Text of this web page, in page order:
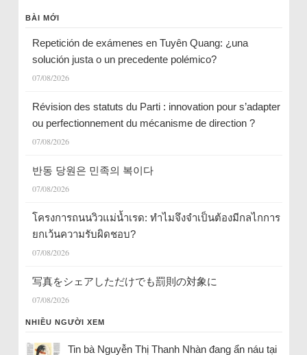
BÀI MỚI
Repetición de exámenes en Tuyên Quang: ¿una
solución justa o un precedente polémico?
07/08/2026
Révision des statuts du Parti : innovation pour s’adapter
ou perfectionnement du mécanisme de direction ?
07/08/2026
반동 당원은 민족의 복이다
07/08/2026
โครงการถนนวิวแม่น้ำเรด: ทำไมจึงจำเป็นต้องมีกลไกการ
ยกเว้นความรับผิดชอบ?
07/08/2026
写真をシェアしただけでも罰則の対象に
07/08/2026
NHIỀU NGƯỜI XEM
Tin bà Nguyễn Thị Thanh Nhàn đang ẩn náu tại